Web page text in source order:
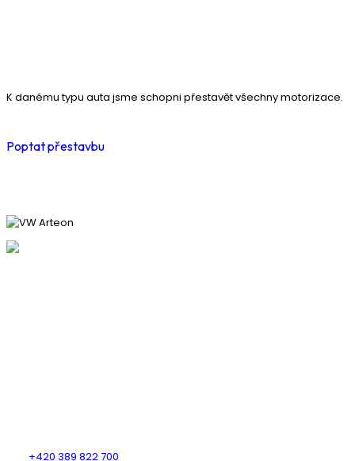
K danému typu auta jsme schopni přestavět všechny motorizace.
Poptat přestavbu
+420 389 822 700